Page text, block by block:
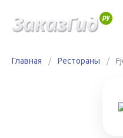
Главная / Рестораны /